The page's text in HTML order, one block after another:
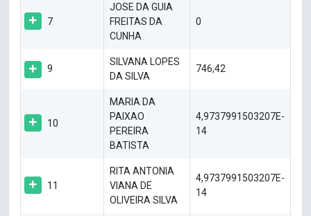
7
JOSE DA GUIA
FREITAS DA
CUNHA
0
9
SILVANA LOPES
DA SILVA
746,42
10
MARIA DA
PAIXAO
PEREIRA
BATISTA
4,9737991503207E-
14
11
RITA ANTONIA
VIANA DE
OLIVEIRA SILVA
4,9737991503207E-
14